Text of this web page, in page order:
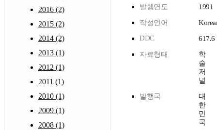
2016 (2)
2015 (2)
2014 (2)
2013 (1)
2012 (1)
2011 (1)
2010 (1)
2009 (1)
2008 (1)
발행연도 1991
작성언어
DDC
617.6
자료형태
학
술
저
널
발행국
대
한
민
국